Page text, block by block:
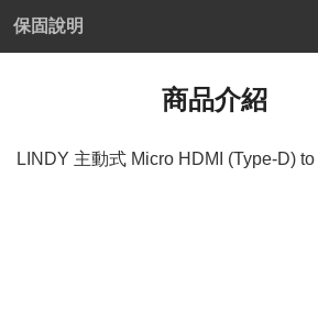
保固說明
商品介紹
LINDY 主動式 Micro HDMI (Type-D)